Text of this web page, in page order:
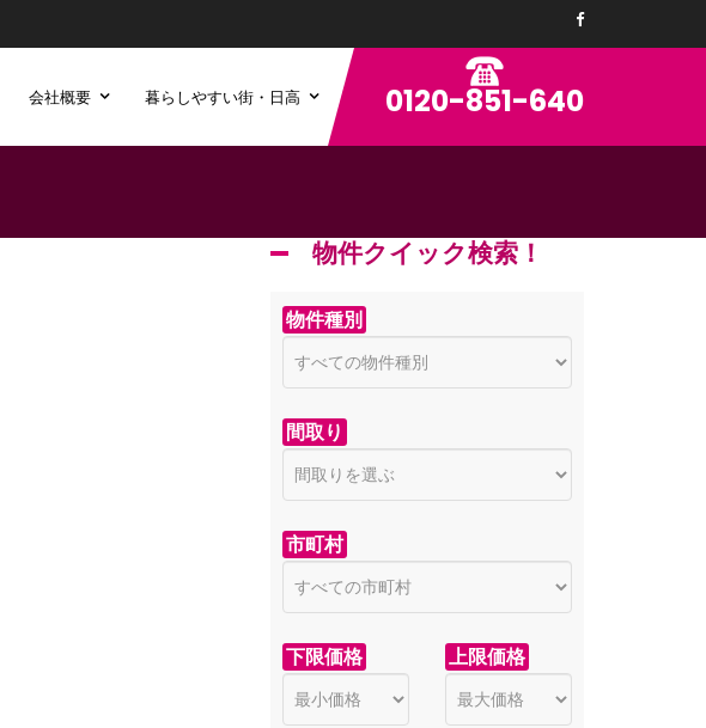
会社概要 暮らしやすい街・日高 0120-851-640
物件クイック検索！
物件種別
間取り
市町村
下限価格 上限価格